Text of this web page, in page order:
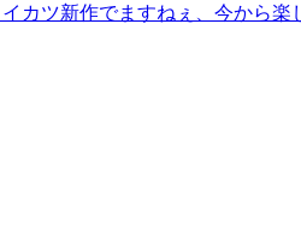
カツ新作でますねぇ、今から楽